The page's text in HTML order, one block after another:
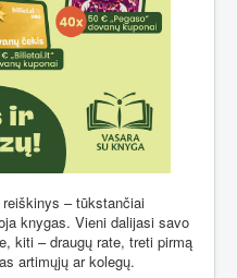
– tūkstančiai
knygas. Vieni dalijasi savo
kiti – draugų rate, treti pirmą
artimųjų ar kolegų.